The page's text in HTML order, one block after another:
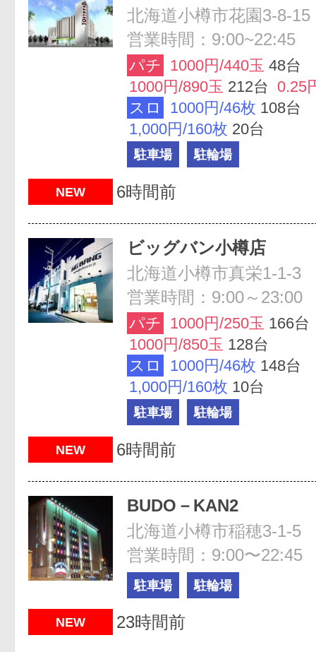
北海道小樽市花園3-8-15
営業時間：9:00~22:45
パチ 1000円/440玉 48台
1000円/890玉 212台 0.25
スロ
1000円/46枚 108台
1,000円/160枚 20台
駐車場 駐輪場
NEW 6時間前
ビッグバン小樽店
北海道小樽市真栄1-1-3
営業時間：9:00～23:00
パチ 1000円/250玉 166台
1000円/850玉 128台
スロ
1000円/46枚 148台
1,000円/160枚 10台
駐車場 駐輪場
NEW 6時間前
BUDO－KAN2
北海道小樽市稲穂3-1-5
営業時間：9:00〜22:45
駐車場 駐輪場
NEW 23時間前